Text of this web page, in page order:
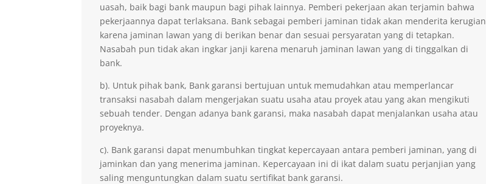
uasah, baik bagi bank maupun bagi pihak lainnya. Pemberi pekerjaan akan terjamin bahwa
pekerjaannya dapat terlaksana. Bank sebagai pemberi jaminan tidak akan menderita kerugian
karena jaminan lawan yang di berikan benar dan sesuai persyaratan yang di tetapkan.
Nasabah pun tidak akan ingkar janji karena menaruh jaminan lawan yang di tinggalkan di
bank.
b). Untuk pihak bank, Bank garansi bertujuan untuk memudahkan atau memperlancar
transaksi nasabah dalam mengerjakan suatu usaha atau proyek atau yang akan mengikuti
sebuah tender. Dengan adanya bank garansi, maka nasabah dapat menjalankan usaha atau
proyeknya.
c). Bank garansi dapat menumbuhkan tingkat kepercayaan antara pemberi jaminan, yang di
jaminkan dan yang menerima jaminan. Kepercayaan ini di ikat dalam suatu perjanjian yang
saling menguntungkan dalam suatu sertifikat bank garansi.